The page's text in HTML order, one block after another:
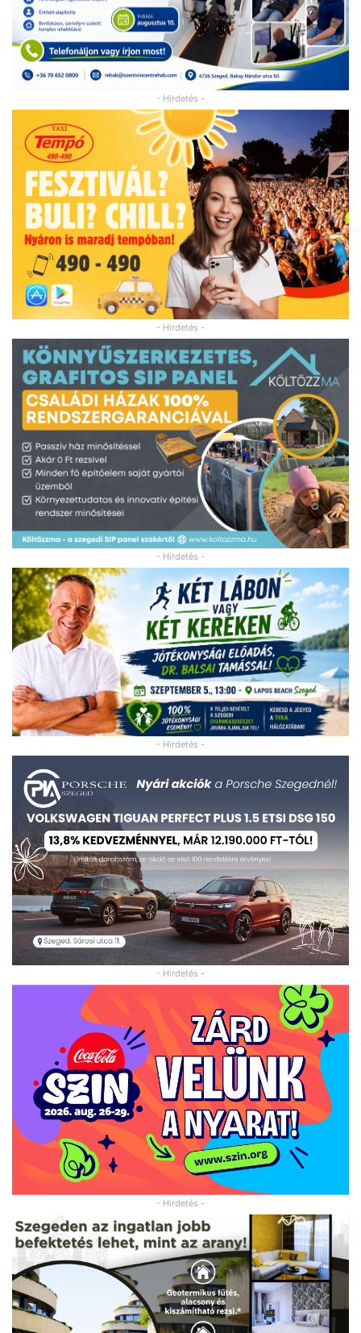
- Hirdetés -
- Hirdetés -
- Hirdetés -
- Hirdetés -
- Hirdetés -
- Hirdetés -